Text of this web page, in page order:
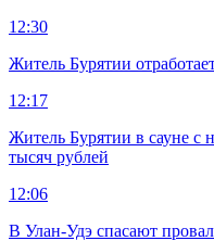
12:30
Житель Бурятии
12:17
Житель Бурятии в сауне с
тысяч рублей
12:06
В Улан-Удэ спасают